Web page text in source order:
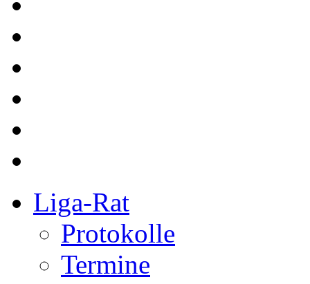
Liga-Rat
Protokolle
Termine